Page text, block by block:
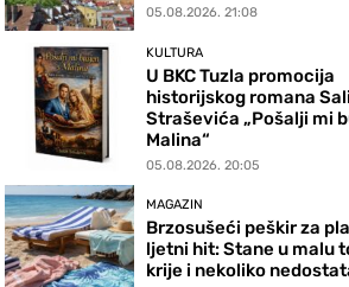
05.08.2026. 21:08
KULTURA
U BKC Tuzla promocija
historijskog romana
Straševića „Pošalji mi
Malina“
05.08.2026. 20:05
MAGAZIN
Brzosušeći peškir za
ljetni hit: Stane u malu
krije i nekoliko